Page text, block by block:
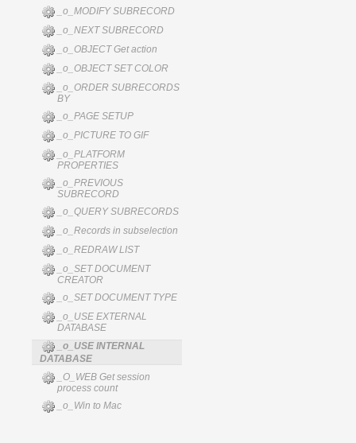
_o_MODIFY SUBRECORD
_o_NEXT SUBRECORD
_o_OBJECT Get action
_o_OBJECT SET COLOR
_o_ORDER SUBRECORDS
BY
_o_PAGE SETUP
_o_PICTURE TO GIF
_o_PLATFORM
PROPERTIES
_o_PREVIOUS
SUBRECORD
_o_QUERY SUBRECORDS
_o_Records in subselection
_o_REDRAW LIST
_o_SET DOCUMENT
CREATOR
_o_SET DOCUMENT TYPE
_o_USE EXTERNAL
DATABASE
_o_USE INTERNAL
DATABASE
_O_WEB Get session
process count
_o_Win to Mac